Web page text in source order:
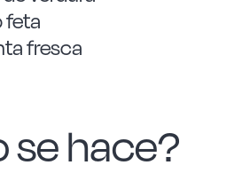
feta
fresca
se hace?